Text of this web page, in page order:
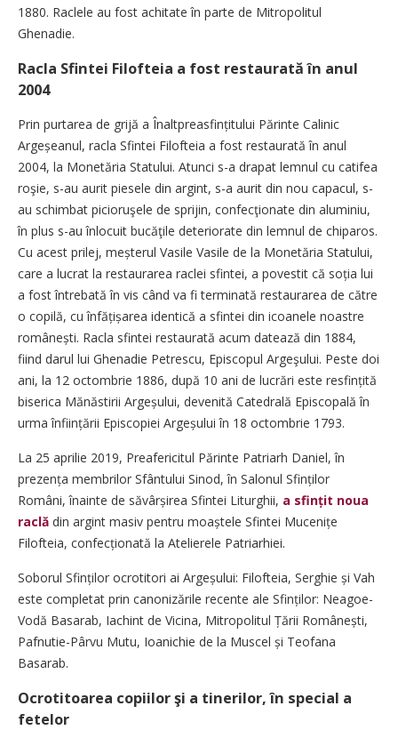
1880. Raclele au fost achitate în parte de ­Mitropolitul
Ghenadie.
Racla Sfintei Filofteia a fost restaurată în anul
2004
Prin purtarea de grijă a Înaltpreasfințitului Părinte Calinic
Argeșeanul, racla Sfintei Filofteia a fost restaurată în anul
2004, la Monetăria Statului. Atunci s-a drapat lemnul cu catifea
roşie, s-au aurit piesele din argint, s-a aurit din nou capacul, s-
au schimbat picioruşele de sprijin, confecţionate din aluminiu,
în plus s-au înlocuit bucăţile deteriorate din lemnul de chiparos.
Cu acest prilej, meșterul Vasile Vasile de la Monetăria Statului,
care a lucrat la restaurarea raclei sfintei, a povestit că soția lui
a fost întrebată în vis când va fi terminată restaurarea de către
o copilă, cu înfățișarea identică a sfintei din icoanele noastre
românești. Racla sfintei restaurată acum datează din 1884,
fiind darul lui Ghenadie Petrescu, Episcopul Argeşului. Peste doi
ani, la 12 octombrie 1886, după 10 ani de lucrări este resfințită
biserica Mănăstirii Argeșului, devenită Catedrală Episcopală în
urma înființării Episcopiei Argeșului în 18 octombrie 1793.
La 25 aprilie 2019, Preafericitul Părinte Patriarh Daniel, în
prezența membrilor Sfântului Sinod, în Salonul Sfinților
Români, înainte de săvârșirea Sfintei Liturghii, a sfințit noua
raclă din argint masiv pentru moaștele Sfintei Mucenițe
Filofteia, con­fecționată la Atelierele Patriarhiei.
Soborul Sfinților ocrotitori ai Argeșului: Filofteia, Serghie și Vah
este completat prin canonizările recente ale Sfinților: ­Neagoe-
Vodă Basarab, Iachint de Vicina, Mitropolitul Țării Româ­nești,
Pafnutie-Pârvu Mutu, ­Ioanichie de la Muscel și Teofana
Basarab.
Ocrotitoarea copiilor şi a tinerilor, în special a
fetelor